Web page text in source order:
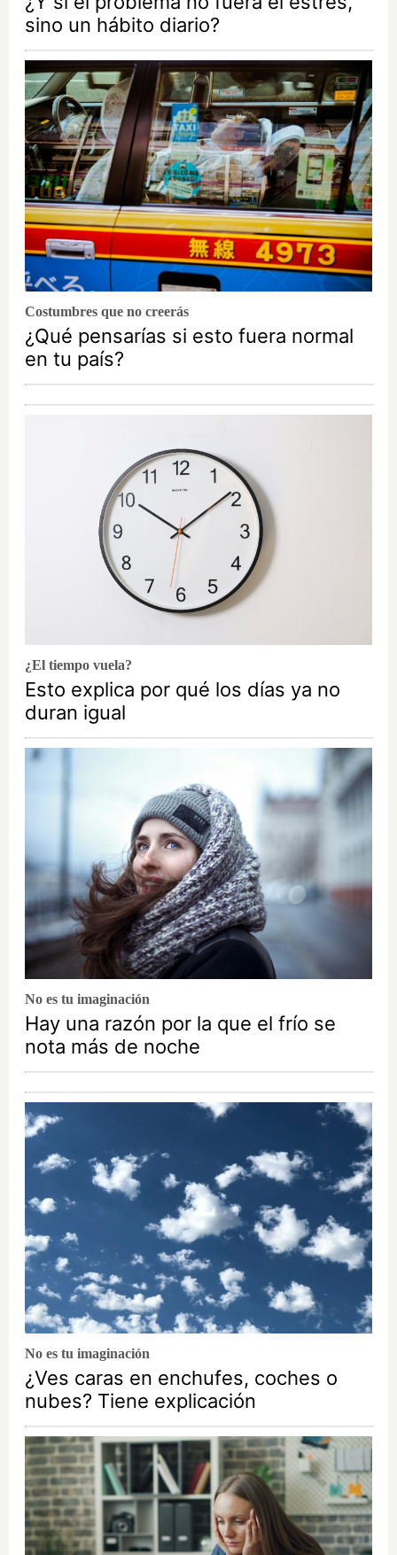
sino un hábito diario?
Costumbres que no creerás
¿Qué pensarías si esto fuera normal
en tu país?
¿El tiempo vuela?
Esto explica por qué los días ya no
duran igual
No es tu imaginación
Hay una razón por la que el frío se
nota más de noche
No es tu imaginación
¿Ves caras en enchufes, coches o
nubes? Tiene explicación